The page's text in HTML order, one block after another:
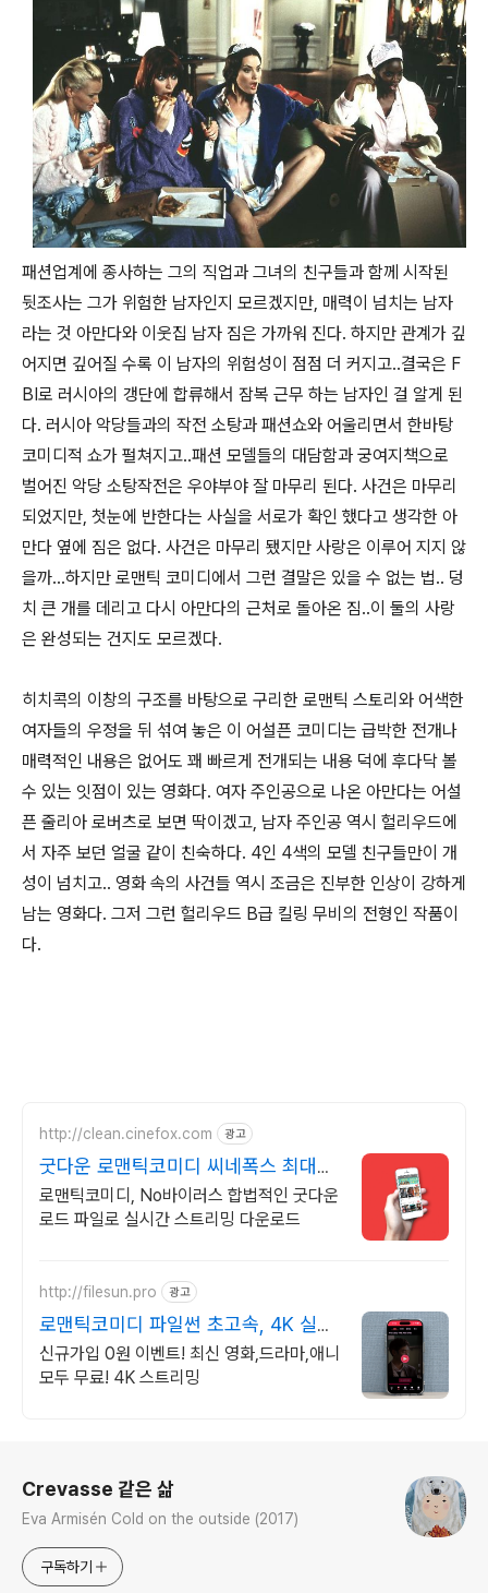
패션업계에 종사하는 그의 직업과 그녀의 친구들과 함께 시작된
뒷조사는 그가 위험한 남자인지 모르겠지만, 매력이 넘치는 남자
라는 것 아만다와 이웃집 남자 짐은 가까워 진다. 하지만 관계가 깊
어지면 깊어질 수록 이 남자의 위험성이 점점 더 커지고..결국은 F
BI로 러시아의 갱단에 합류해서 잠복 근무 하는 남자인 걸 알게 된
다. 러시아 악당들과의 작전 소탕과 패션쇼와 어울리면서 한바탕
코미디적 쇼가 펄쳐지고..패션 모델들의 대담함과 궁여지책으로
벌어진 악당 소탕작전은 우야부야 잘 마무리 된다. 사건은 마무리
되었지만, 첫눈에 반한다는 사실을 서로가 확인 했다고 생각한 아
만다 옆에 짐은 없다. 사건은 마무리 됐지만 사랑은 이루어 지지 않
을까...하지만 로맨틱 코미디에서 그런 결말은 있을 수 없는 법.. 덩
치 큰 개를 데리고 다시 아만다의 근처로 돌아온 짐..이 둘의 사랑
은 완성되는 건지도 모르겠다.
히치콕의 이창의 구조를 바탕으로 구리한 로맨틱 스토리와 어색한
여자들의 우정을 뒤 섞여 놓은 이 어설픈 코미디는 급박한 전개나
매력적인 내용은 없어도 꽤 빠르게 전개되는 내용 덕에 후다닥 볼
수 있는 잇점이 있는 영화다. 여자 주인공으로 나온 아만다는 어설
픈 줄리아 로버츠로 보면 딱이겠고, 남자 주인공 역시 헐리우드에
서 자주 보던 얼굴 같이 친숙하다. 4인 4색의 모델 친구들만이 개
성이 넘치고.. 영화 속의 사건들 역시 조금은 진부한 인상이 강하게
남는 영화다. 그저 그런 헐리우드 B급 킬링 무비의 전형인 작품이
다.
http://clean.cinefox.com 광고
굿다운 로맨틱코미디 씨네폭스 최대3
만원+10%추가적립
로맨틱코미디, No바이러스 합법적인 굿다운
로드 파일로 실시간 스트리밍 다운로드
http://filesun.pro 광고
로맨틱코미디 파일썬 초고속, 4K 실시
간 보기!
신규가입 0원 이벤트! 최신 영화,드라마,애니
모두 무료! 4K 스트리밍
Crevasse 같은 삶
Eva Armisén Cold on the outside (2017)
구독하기